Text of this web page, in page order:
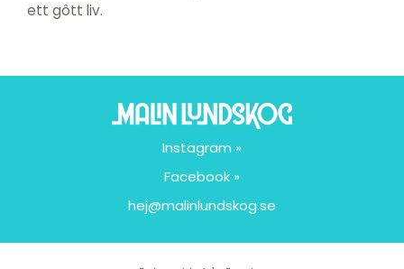
ett gôtt liv.
Instagram »
Facebook »
hej@malinlundskog.se